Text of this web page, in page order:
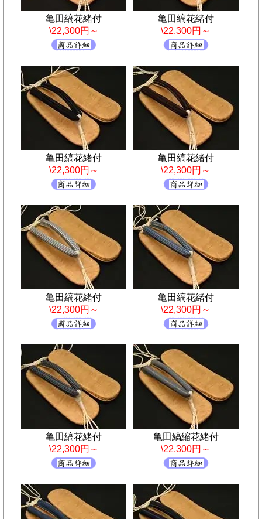
亀田縞花緒付
\22,300円～
亀田縞花緒付
\22,300円～
亀田縞花緒付
\22,300円～
亀田縞花緒付
\22,300円～
亀田縞花緒付
\22,300円～
亀田縞花緒付
\22,300円～
亀田縞花緒付
\22,300円～
亀田縞縮花緒付
\22,300円～